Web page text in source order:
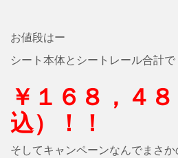
お値段はー
シート本体とシートレール合計で
￥１６８，４
込）！！
そしてキャンペーンなんでまさ